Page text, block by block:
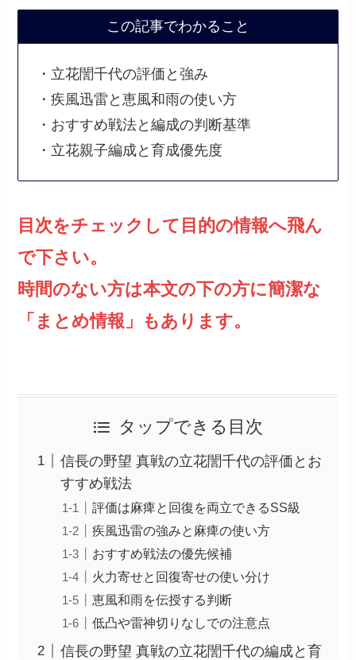
この記事でわかること
・立花誾千代の評価と強み
・疾風迅雷と恵風和雨の使い方
・おすすめ戦法と編成の判断基準
・立花親子編成と育成優先度
目次をチェックして目的の情報へ飛ん
で下さい。
時間のない方は本文の下の方に簡潔な
「まとめ情報」もあります。
タップできる目次
信長の野望 真戦の立花誾千代の評価とお
すすめ戦法
評価は麻痺と回復を両立できるSS級
疾風迅雷の強みと麻痺の使い方
おすすめ戦法の優先候補
火力寄せと回復寄せの使い分け
恵風和雨を伝授する判断
低凸や雷神切りなしでの注意点
信長の野望 真戦の立花誾千代の編成と育